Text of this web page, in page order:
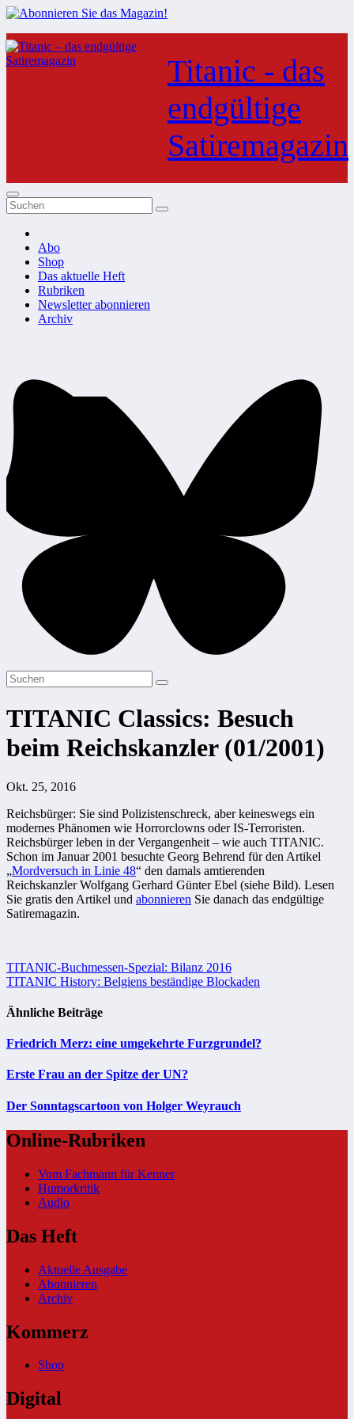
Zum
Inhalt
springen
Titanic - das
endgültige
Satiremagazin
Abo
Shop
Das aktuelle Heft
Rubriken
Newsletter abonnieren
Archiv
TITANIC Classics: Besuch
beim Reichskanzler (01/2001)
Okt. 25, 2016
Reichsbürger: Sie sind Polizistenschreck, aber keineswegs ein
modernes Phänomen wie Horrorclowns oder IS-Terroristen.
Reichsbürger leben in der Vergangenheit – wie auch TITANIC.
Schon im Januar 2001 besuchte Georg Behrend für den Artikel
„Mordversuch in Linie 48“ den damals amtierenden
Reichskanzler Wolfgang Gerhard Günter Ebel (siehe Bild). Lesen
Sie gratis den Artikel und abonnieren Sie danach das endgültige
Satiremagazin.
Beitragsnavigation
TITANIC-Buchmessen-Spezial: Bilanz 2016
TITANIC History: Belgiens beständige Blockaden
Ähnliche Beiträge
Friedrich Merz: eine umgekehrte Furzgrundel?
Erste Frau an der Spitze der UN?
Der Sonntagscartoon von Holger Weyrauch
Online-Rubriken
Vom Fachmann für Kenner
Humorkritik
Audio
Das Heft
Aktuelle Ausgabe
Abonnieren
Archiv
Kommerz
Shop
Digital